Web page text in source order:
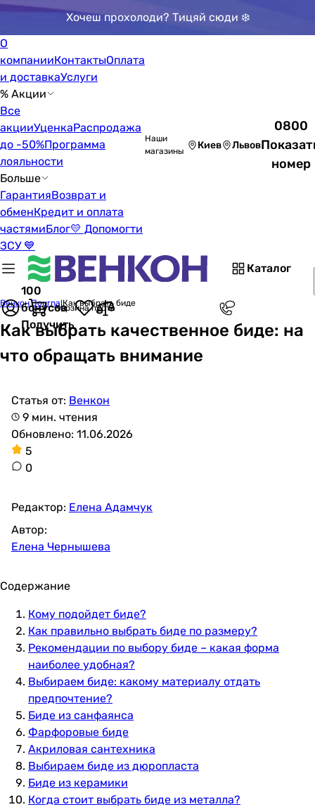
Хочеш прохолоди? Тицяй сюди ❄️
О
компанииКонтактыОплата
и доставкаУслуги
% Акции
Все
акцииУценкаРаспродажа
до -50%Программа
лояльности
Больше
ГарантияВозврат и
обменКредит и оплата
частямиБлог💛 Допомогти
ЗСУ 💙
Наши
магазины
Киев Львов
0800
номер
Каталог
100
бонусов
Получить
Корзина пуста
Венкон JournalКак выбрать биде
Как выбрать качественное биде: на
что обращать внимание
Статья от: Венкон
9 мин. чтения
Обновлено: 11.06.2026
5
0
Редактор: Елена Адамчук
Автор:
Елена Чернышева
Содержание
Кому подойдет биде?
Как правильно выбрать биде по размеру?
Рекомендации по выбору биде – какая форма
наиболее удобная?
Выбираем биде: какому материалу отдать
предпочтение?
Биде из санфаянса
Фарфоровые биде
Акриловая сантехника
Выбираем биде из дюропласта
Биде из керамики
Когда стоит выбрать биде из металла?